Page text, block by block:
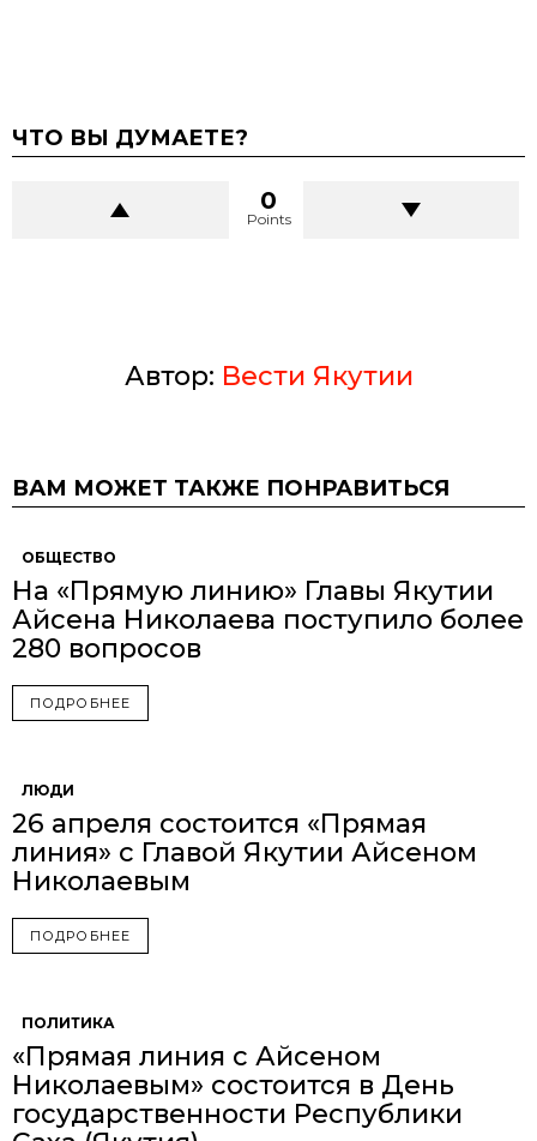
ЧТО ВЫ ДУМАЕТЕ?
0
Points
Автор: Вести Якутии
ВАМ МОЖЕТ ТАКЖЕ ПОНРАВИТЬСЯ
ОБЩЕСТВО
На «Прямую линию» Главы Якутии
Айсена Николаева поступило более
280 вопросов
ПОДРОБНЕЕ
ЛЮДИ
26 апреля состоится «Прямая
линия» с Главой Якутии Айсеном
Николаевым
ПОДРОБНЕЕ
ПОЛИТИКА
«Прямая линия с Айсеном
Николаевым» состоится в День
государственности Республики